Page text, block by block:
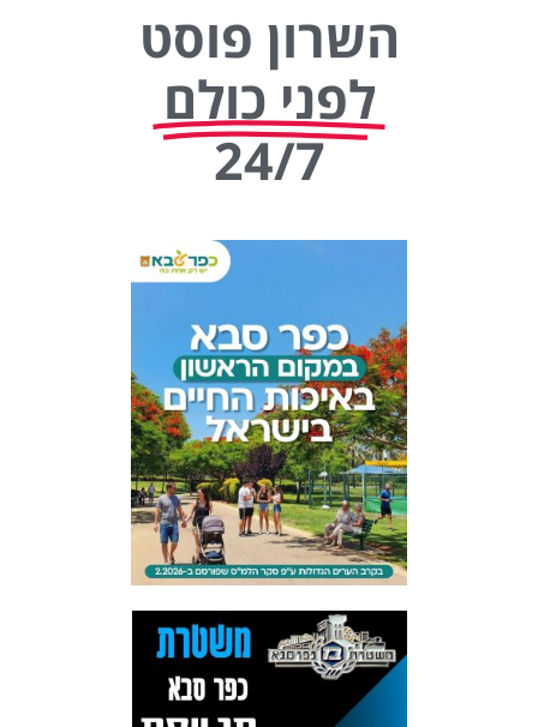
השרון פוסט
לפני כולם
24/7